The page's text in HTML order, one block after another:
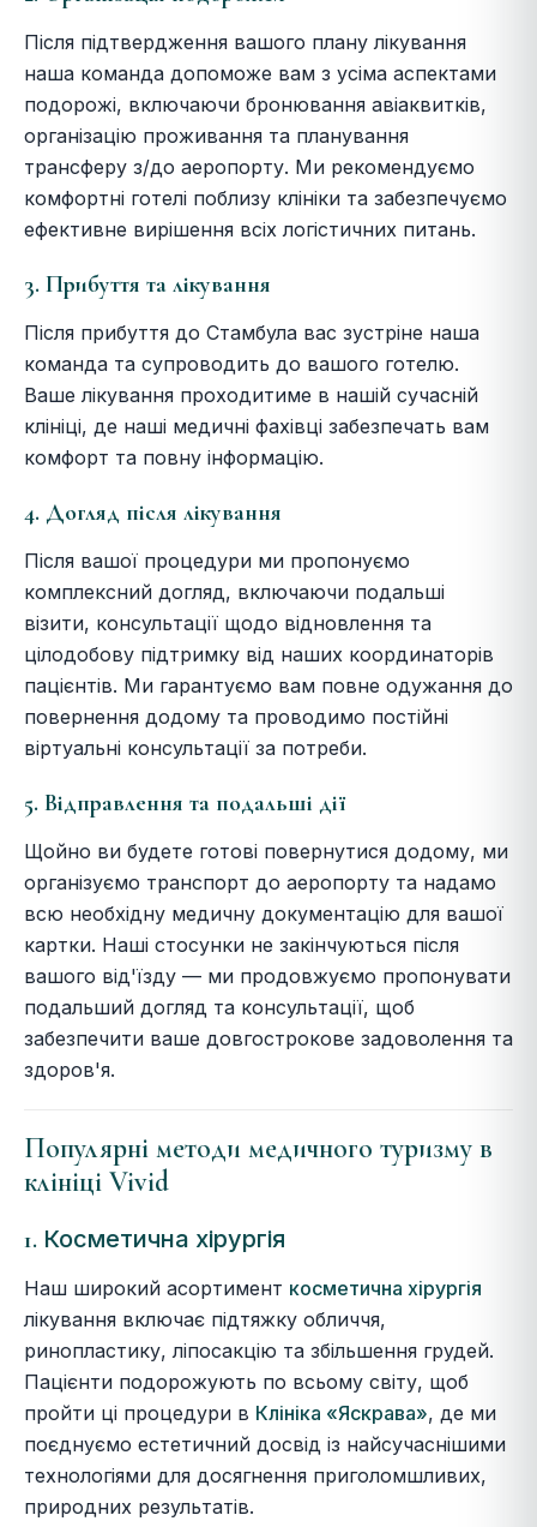
Після підтвердження вашого плану лікування
наша команда допоможе вам з усіма аспектами
подорожі, включаючи бронювання авіаквитків,
організацію проживання та планування
трансферу з/до аеропорту. Ми рекомендуємо
комфортні готелі поблизу клініки та забезпечуємо
ефективне вирішення всіх логістичних питань.
3. Прибуття та лікування
Після прибуття до Стамбула вас зустріне наша
команда та супроводить до вашого готелю.
Ваше лікування проходитиме в нашій сучасній
клініці, де наші медичні фахівці забезпечать вам
комфорт та повну інформацію.
4. Догляд після лікування
Після вашої процедури ми пропонуємо
комплексний догляд, включаючи подальші
візити, консультації щодо відновлення та
цілодобову підтримку від наших координаторів
пацієнтів. Ми гарантуємо вам повне одужання до
повернення додому та проводимо постійні
віртуальні консультації за потреби.
5. Відправлення та подальші дії
Щойно ви будете готові повернутися додому, ми
організуємо транспорт до аеропорту та надамо
всю необхідну медичну документацію для вашої
картки. Наші стосунки не закінчуються після
вашого від'їзду — ми продовжуємо пропонувати
подальший догляд та консультації, щоб
забезпечити ваше довгострокове задоволення та
здоров'я.
Популярні методи медичного туризму в
клініці Vivid
1. Косметична хірургія
Наш широкий асортимент косметична хірургія
лікування включає підтяжку обличчя,
ринопластику, ліпосакцію та збільшення грудей.
Пацієнти подорожують по всьому світу, щоб
пройти ці процедури в Клініка «Яскрава», де ми
поєднуємо естетичний досвід із найсучаснішими
технологіями для досягнення приголомшливих,
природних результатів.